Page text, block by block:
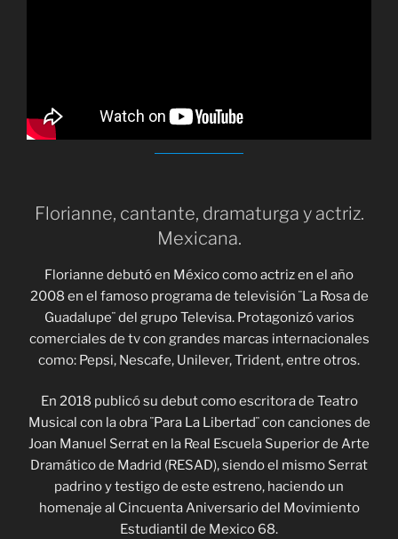
Florianne, cantante, dramaturga y actriz.
Mexicana.
Florianne debutó en México como actriz en el año
2008 en el famoso programa de televisión ¨La Rosa de
Guadalupe¨ del grupo Televisa. Protagonizó varios
comerciales de tv con grandes marcas internacionales
como: Pepsi, Nescafe, Unilever, Trident, entre otros.
En 2018 publicó su debut como escritora de Teatro
Musical con la obra ¨Para La Libertad¨ con canciones de
Joan Manuel Serrat en la Real Escuela Superior de Arte
Dramático de Madrid (RESAD), siendo el mismo Serrat
padrino y testigo de este estreno, haciendo un
homenaje al Cincuenta Aniversario del Movimiento
Estudiantil de Mexico 68.